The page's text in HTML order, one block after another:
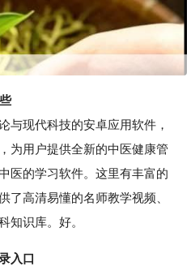
现代科技的安卓应用软件，
为用户提供全新的中医健康管
医的学习软件。这里有丰富的
了高清易懂的名师教学视频、
知识库。好。
入口